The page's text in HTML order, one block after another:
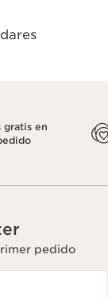
gratis en
pedido